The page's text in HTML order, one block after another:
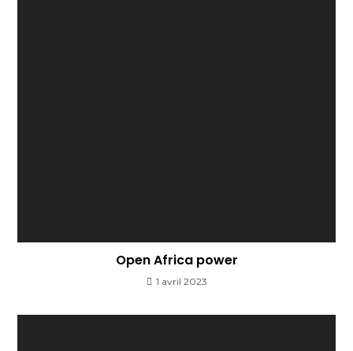
Open Africa power
1 avril 2023